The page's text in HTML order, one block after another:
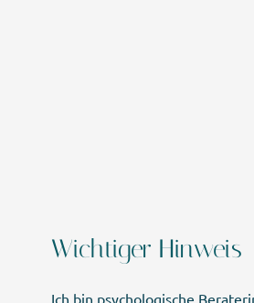
Wichtiger Hinweis
Ich bin psychologische